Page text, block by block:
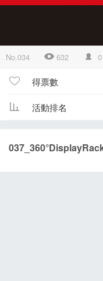
No.034 632 0
得票數
活動排名